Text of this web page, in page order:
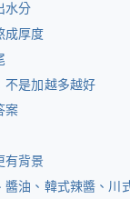
水分
成厚度
不是加越多越好
案
有背景
油、韓式辣醬、川